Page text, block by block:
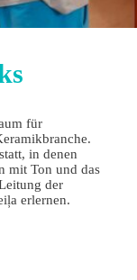
für
in denen
mit Ton und das
der
erlernen.